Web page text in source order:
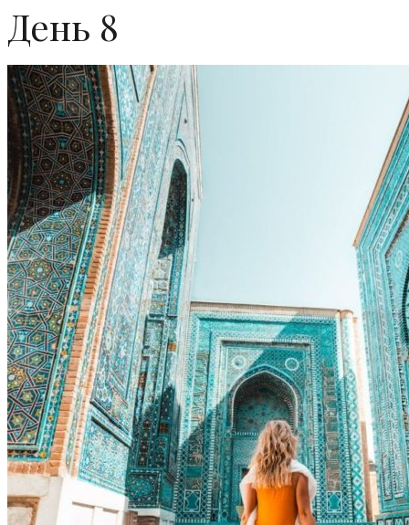
День 8